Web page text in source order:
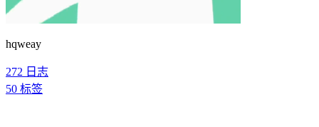
hqweay
272 日志
50 标签